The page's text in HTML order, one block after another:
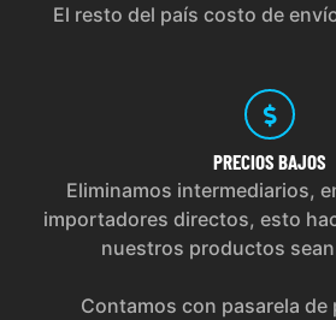
El resto del país costo de
PRECIOS BAJOS
Eliminamos intermediarios,
importadores directos, esto
nuestros productos
Contamos con pasarela de